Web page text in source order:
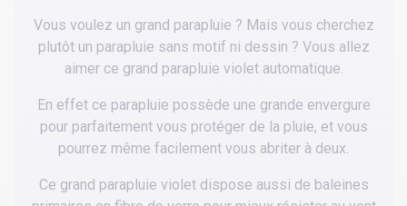
Vous voulez un grand parapluie ? Mais vous cherchez
plutôt un parapluie sans motif ni dessin ? Vous allez
aimer ce grand parapluie violet automatique.
En effet ce parapluie possède une grande envergure
pour parfaitement vous protéger de la pluie, et vous
pourrez même facilement vous abriter à deux.
Ce grand parapluie violet dispose aussi de baleines